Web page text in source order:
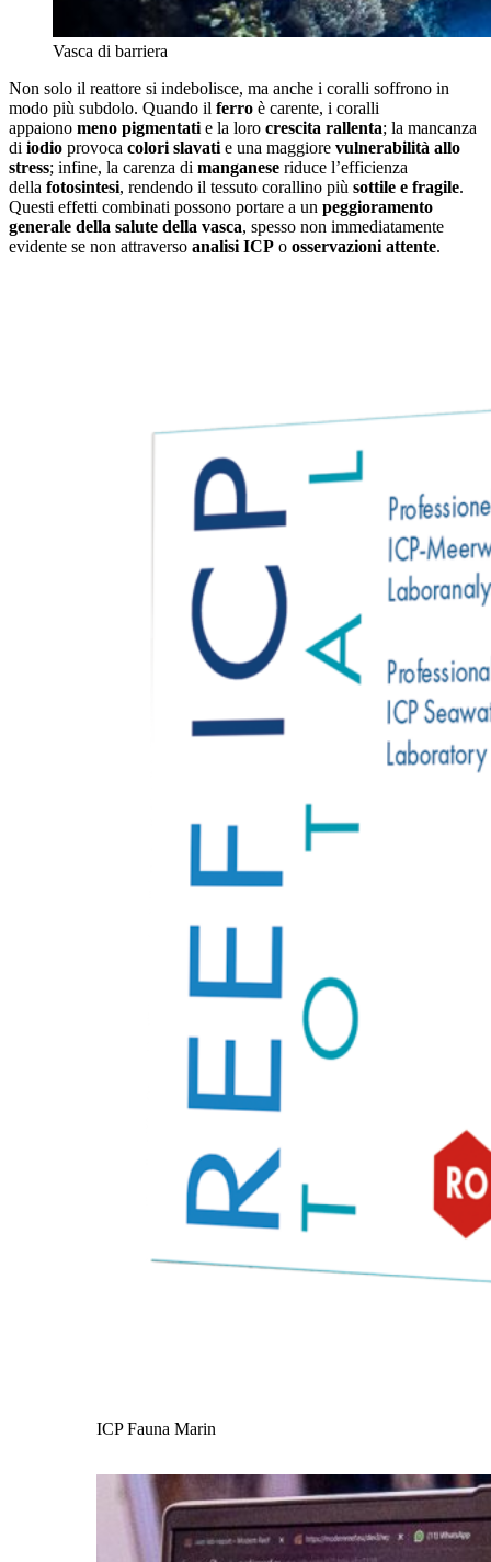
Vasca di barriera
Non solo il reattore si indebolisce, ma anche i coralli soffrono in
modo più subdolo. Quando il ferro è carente, i coralli
appaiono meno pigmentati e la loro crescita rallenta; la mancanza
di iodio provoca colori slavati e una maggiore vulnerabilità allo
stress; infine, la carenza di manganese riduce l’efficienza
della fotosintesi, rendendo il tessuto corallino più sottile e fragile.
Questi effetti combinati possono portare a un peggioramento
generale della salute della vasca, spesso non immediatamente
evidente se non attraverso analisi ICP o osservazioni attente.
ICP Fauna Marin